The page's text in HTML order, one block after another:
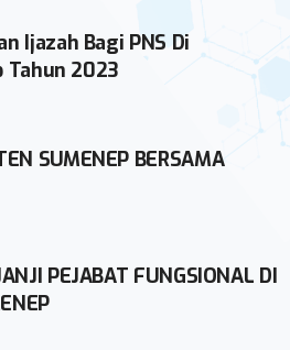
Ijazah Bagi PNS Di
Tahun 2023
SUMENEP BERSAMA
PEJABAT FUNGSIONAL DI